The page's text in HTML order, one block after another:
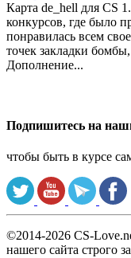
Карта de_hell для CS
конкурсов, где было
понравилась всем
точек закладки
Дополнение...
Подпишитесь на
чтобы быть в курсе
©2014-2026 CS-
нашего сайта строго